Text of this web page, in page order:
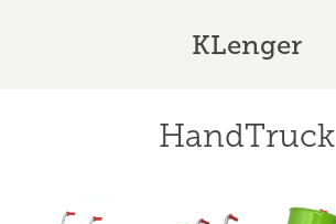
KLenger
HandTruck